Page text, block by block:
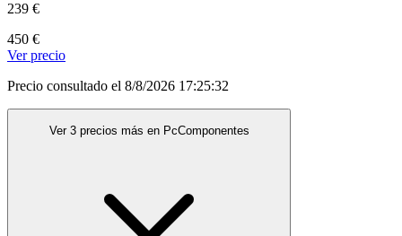
239 €
450 €
Ver precio
Precio consultado el 8/8/2026 17:25:32
Ver 3 precios más en PcComponentes